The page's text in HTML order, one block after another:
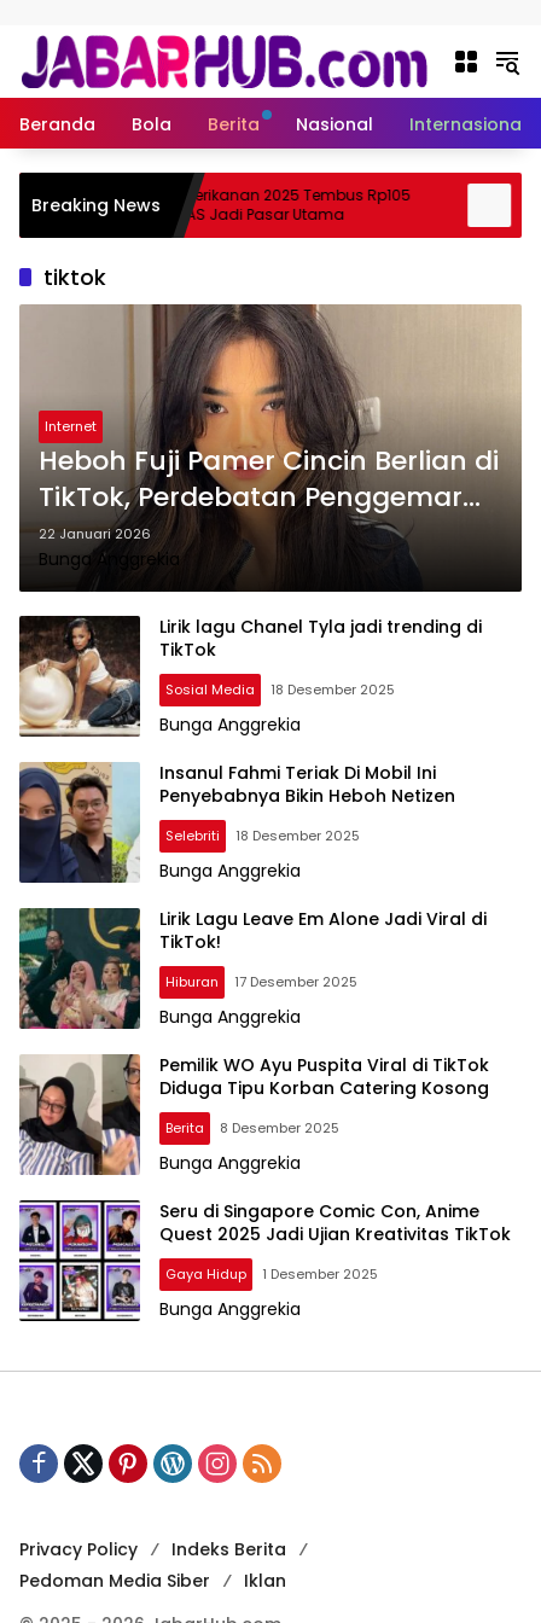
Beranda Bola Berita Nasional Internasional
Breaking NewsEkspor Perikanan 2025 Tembus Rp105
Triliun, AS Jadi Pasar Utama
tiktok
Internet
Heboh Fuji Pamer Cincin Berlian di
TikTok, Perdebatan Penggemar
Verrell dan Eldyn
22 Januari 2026
Bunga Anggrekia
Lirik lagu Chanel Tyla jadi trending di
TikTok
Sosial Media 18 Desember 2025
Bunga Anggrekia
Insanul Fahmi Teriak Di Mobil Ini
Penyebabnya Bikin Heboh Netizen
Selebriti 18 Desember 2025
Bunga Anggrekia
Lirik Lagu Leave Em Alone Jadi Viral di
TikTok!
Hiburan 17 Desember 2025
Bunga Anggrekia
Pemilik WO Ayu Puspita Viral di TikTok
Diduga Tipu Korban Catering Kosong
Berita 8 Desember 2025
Bunga Anggrekia
Seru di Singapore Comic Con, Anime
Quest 2025 Jadi Ujian Kreativitas TikTok
Gaya Hidup 1 Desember 2025
Bunga Anggrekia
Privacy Policy
Indeks Berita
Pedoman Media Siber
Iklan